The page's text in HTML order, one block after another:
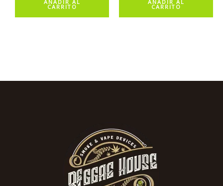
AÑADIR AL
CARRITO
era:
AÑADIR AL
CARRITO